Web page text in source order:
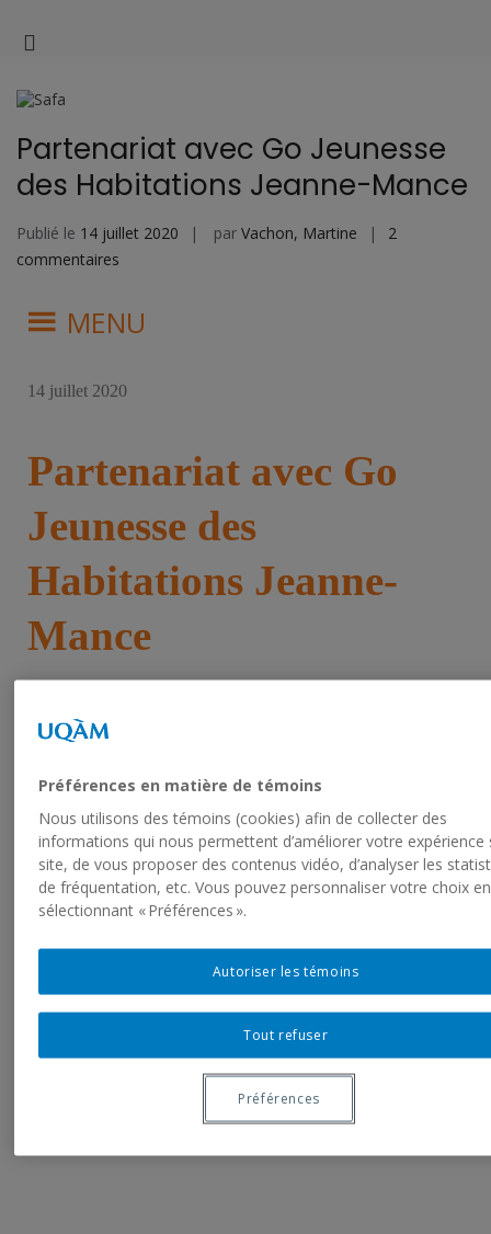
Partenariat avec Go Jeunesse
des Habitations Jeanne-Mance
Publié le 14 juillet 2020 par Vachon, Martine
2
commentaires
MENU
14 juillet 2020
Partenariat avec Go
Jeunesse des
Habitations Jeanne-
Mance
Cet été, en collaboration avec l’UQAM, les
jeunes de Go Jeunesse deviennent journalistes et
thématiques proposées par le camp de jour. Pour
y parvenir, les enfants participent à des ateliers
d’orthopédagogies d’une heure, et ce deux fois
par semaine. La mission de ce projet est de
prévenir la perte cognitive estivale tout en
pour voir le journal du camp Go
Préférences en matière de témoins
Nous utilisons des témoins (cookies) afin de collecter des
informations qui nous permettent d’améliorer votre expérience
site, de vous proposer des contenus vidéo, d’analyser les
de fréquentation, etc. Vous pouvez personnaliser votre choix en
sélectionnant « Préférences ».
Tout refuser
Autoriser les témoins
Préférences